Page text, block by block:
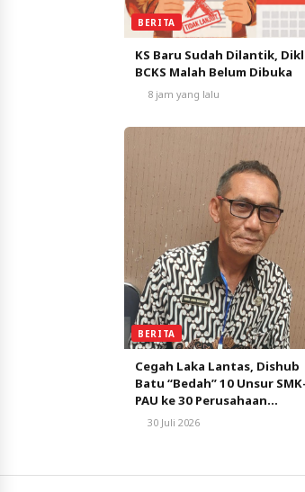
BERITA
KS Baru Sudah Dilantik,
BCKS Malah Belum Dibuka
8 jam yang lalu
BERITA
Cegah Laka Lantas, Dishub
Batu “Bedah” 10 Unsur SMK-
PAU ke 30 Perusahaan
Angkutan
30 Juli 2026